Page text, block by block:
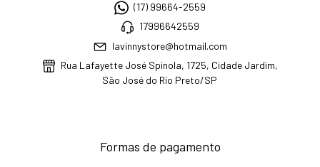
(17) 99664-2559
17996642559
lavinnystore@hotmail.com
Rua Lafayette José Spinola, 1725, Cidade Jardim,
São José do Rio Preto/SP
Formas de pagamento